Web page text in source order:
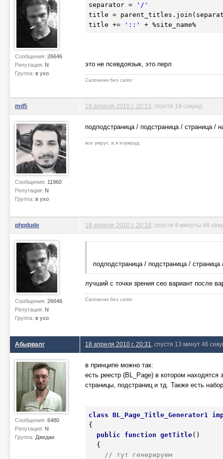
Сообщения: 26646
Репутация: N
Группа: в ухо
separator =
'/'
title =
title +=
'::' + %site_name%
это не псевдоязык, это перл
Сапожник без сапог
md5
Сообщения: 11960
Репутация: N
Группа: в ухо
18 апреля 2010 г. 20:13 , спустя 19 секунд
подподстраница / подстраница / страница /
все умрут, а я изумруд
phpdude
Сообщения: 26646
Репутация: N
Группа: в ухо
18 апреля 2010 г. 20:18 , спустя 4 минуты 44
подподстраница / подстраница / страница
лучший с точки зрения сео вариант после
Сапожник без сапог
Абырвалг
Сообщения: 6480
Репутация: N
Группа: Джедаи
18 апреля 2010 г. 20:31 , спустя 13 минут 46
в принципе можно так:
есть реестр (BL_Page) в котором
страницы, подстраниц и тд. Также есть
class BL_Page_Title_Generator1
{
public
function getTitle()
{
// тут генерируем